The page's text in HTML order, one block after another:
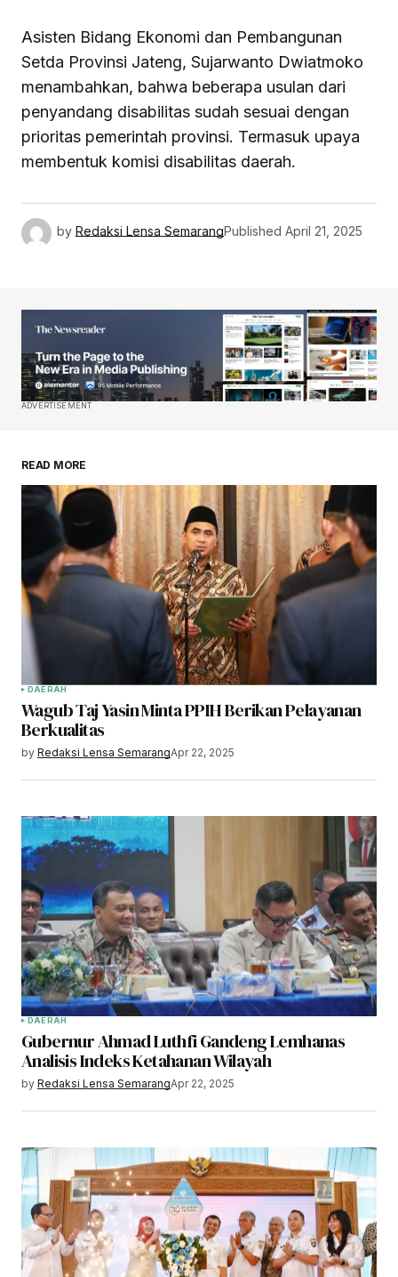
Asisten Bidang Ekonomi dan Pembangunan
Setda Provinsi Jateng, Sujarwanto Dwiatmoko
menambahkan, bahwa beberapa usulan dari
penyandang disabilitas sudah sesuai dengan
prioritas pemerintah provinsi. Termasuk upaya
membentuk komisi disabilitas daerah.
by Redaksi Lensa SemarangPublished April 21, 2025
ADVERTISEMENT
READ MORE
DAERAH
Wagub Taj Yasin Minta PPIH Berikan Pelayanan
Berkualitas
by Redaksi Lensa SemarangApr 22, 2025
DAERAH
Gubernur Ahmad Luthfi Gandeng Lemhanas
Analisis Indeks Ketahanan Wilayah
by Redaksi Lensa SemarangApr 22, 2025